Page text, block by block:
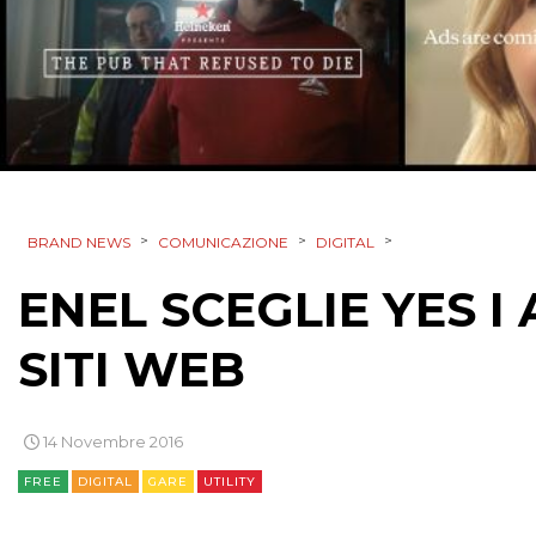
BRAND NEWS > COMUNICAZIONE > DIGITAL >
ENEL SCEGLIE YES
SITI WEB
14 Novembre 2016
FREE DIGITAL GARE UTILITY